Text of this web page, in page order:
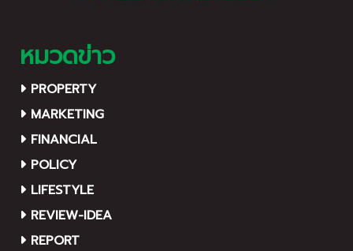
หมวดข่าว
PROPERTY
MARKETING
FINANCIAL
POLICY
LIFESTYLE
REVIEW-IDEA
REPORT